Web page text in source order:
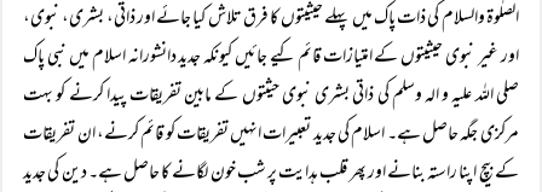
الصلٰوۃ والسلام کی ذات پاک میں پہلے حیثیتوں کا فرق تلاش کیا جائے اور ذاتی، بشری، نبوی،
اور غیر نبوی حیثیتوں کے امتیازات قائم کیے جائیں کیونکہ جدید دانشورانہ اسلام میں نبی پاک
صلی اللہ علیہ و الہ وسلم کی ذاتی بشری نبوی حیثتوں کے مابین تفریقات پیدا کرنے کو بہت
مرکزی جگہ حاصل ہے۔ اسلام کی جدید تعبیرات انہیں تفریقات کو قائم کرنے، ان تفریقات
کے بیچ اپنا راستہ بنانے اور پھر قلب ہدایت پر شب خون لگانے کا حاصل ہے۔ دین کی جدید